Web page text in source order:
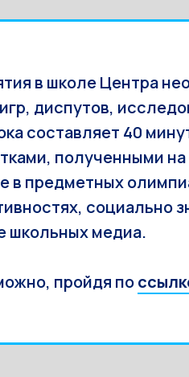
в школе Центра
диспутов,
составляет 40
полученными
в предметных
социально
школьных медиа.
пройдя по